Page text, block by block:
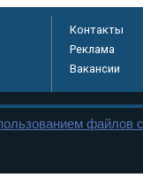
Контакты
Реклама
Вакансии
файлов